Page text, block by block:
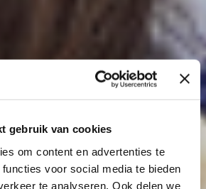
gebruik van cookies
om content en advertenties te
voor social media te bieden
te analyseren. Ook delen we